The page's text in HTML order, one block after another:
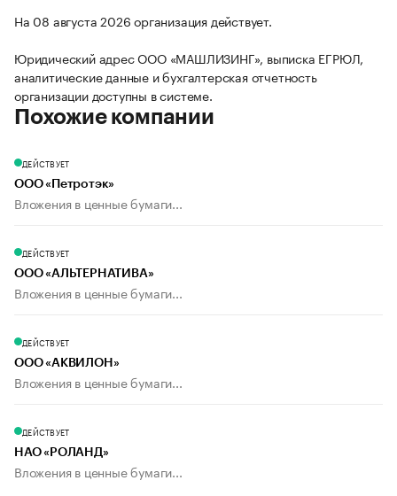
На 08 августа 2026 организация действует.
Юридический адрес ООО «МАШЛИЗИНГ», выписка ЕГРЮЛ,
аналитические данные и бухгалтерская отчетность
организации доступны в системе.
Похожие компании
ДЕЙСТВУЕТ
ООО «Петротэк»
Вложения в ценные бумаги...
ДЕЙСТВУЕТ
ООО «АЛЬТЕРНАТИВА»
Вложения в ценные бумаги...
ДЕЙСТВУЕТ
ООО «АКВИЛОН»
Вложения в ценные бумаги...
ДЕЙСТВУЕТ
НАО «РОЛАНД»
Вложения в ценные бумаги...